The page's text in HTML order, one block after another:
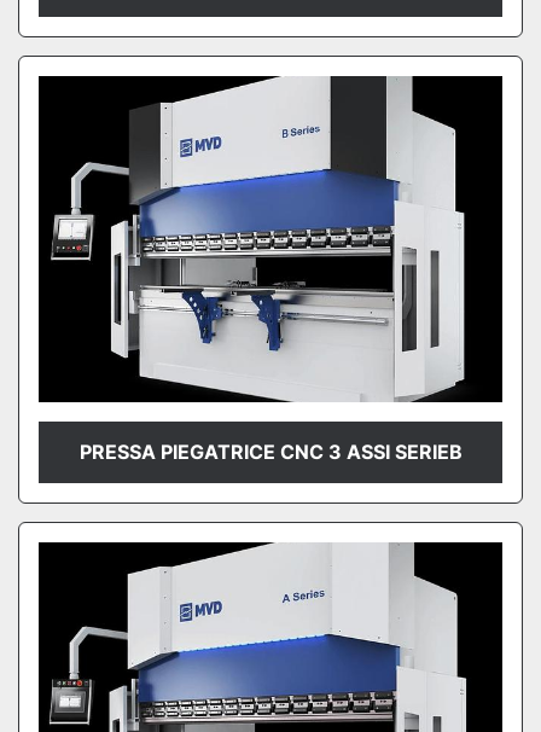
PRESSA PIEGATRICE CNC 3 ASSI SERIEB